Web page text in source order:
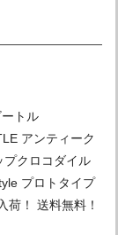
トル
アンティーク
プクロコダイル
プロトタイプ
荷！ 送料無料！